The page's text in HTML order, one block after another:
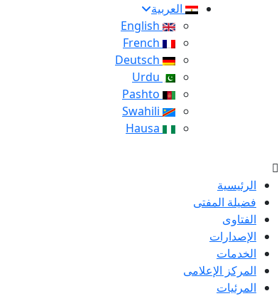
العربية
الرئيسية
فضيلة المفتى
الفتاوى
الإصدارات
الخدمات
المركز الإعلامى
المرئيات